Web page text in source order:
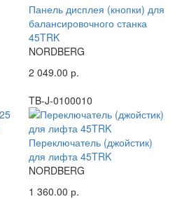
Панель дисплея (кнопки) для
балансировочного станка
45TRK
NORDBERG
2 049.00 р.
TB-J-0100010
Переключатель (джойстик)
для лифта 45TRK
NORDBERG
1 360.00 р.